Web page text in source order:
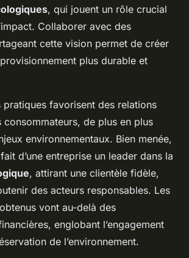
, qui jouent un rôle crucial
Collaborer avec des
cette vision permet de créer
plus durable et
pratiques favorisent des relations
consommateurs, de plus en plus
environnementaux. Bien menée,
d’une entreprise un leader dans la
, attirant une clientèle fidèle,
des acteurs responsables. Les
vont au-delà des
englobant l’engagement
de l’environnement.